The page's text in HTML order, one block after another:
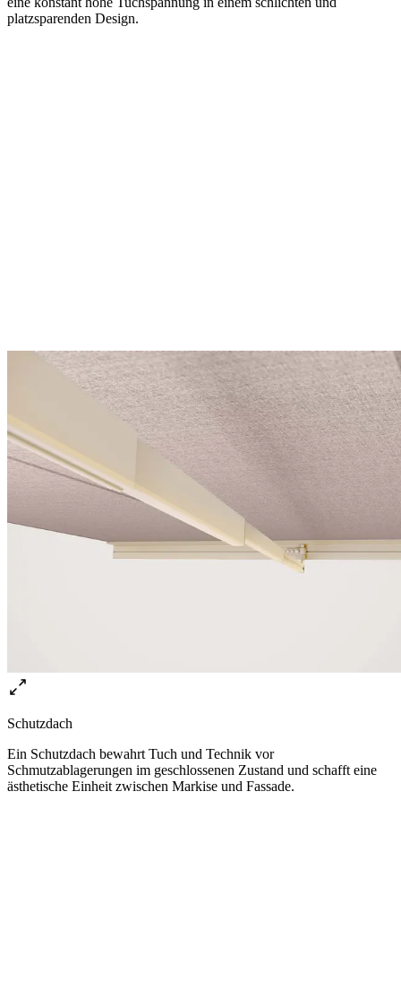
platzsparenden Design.
Schutzdach
Ein Schutzdach bewahrt Tuch und Technik vor
Schmutzablagerungen im geschlossenen Zustand und schafft eine
ästhetische Einheit zwischen Markise und Fassade.